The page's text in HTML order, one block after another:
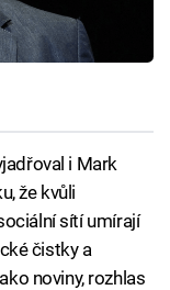
i Mark
že kvůli
sítí umírají
čistky a
noviny, rozhlas